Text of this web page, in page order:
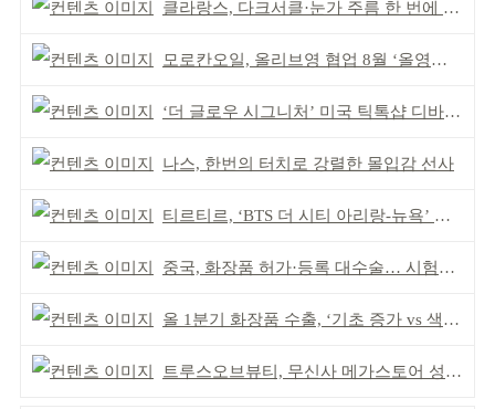
클라랑스, 다크서클·눈가 주름 한 번에 더블 케어
모로칸오일, 올리브영 협업 8월 ‘올영픽’ 선정
‘더 글로우 시그니처’ 미국 틱톡샵 디바이스 부문 1위
나스, 한번의 터치로 강렬한 몰입감 선사
티르티르, ‘BTS 더 시티 아리랑-뉴욕’ 참여
중국, 화장품 허가·등록 대수술… 시험자료 공용 허용
올 1분기 화장품 수출, ‘기초 증가 vs 색조 감소’
트루스오브뷰티, 무신사 메가스토어 성수 입점